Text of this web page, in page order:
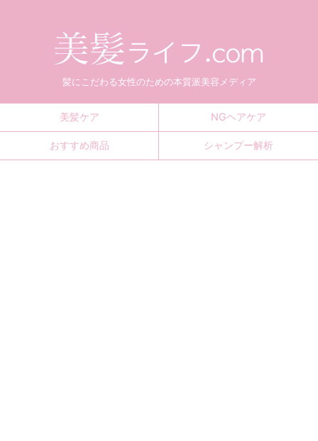
髪にこだわる女性のための本質派美容メディア
美髪ケア NGヘアケア
おすすめ商品 シャンプー解析